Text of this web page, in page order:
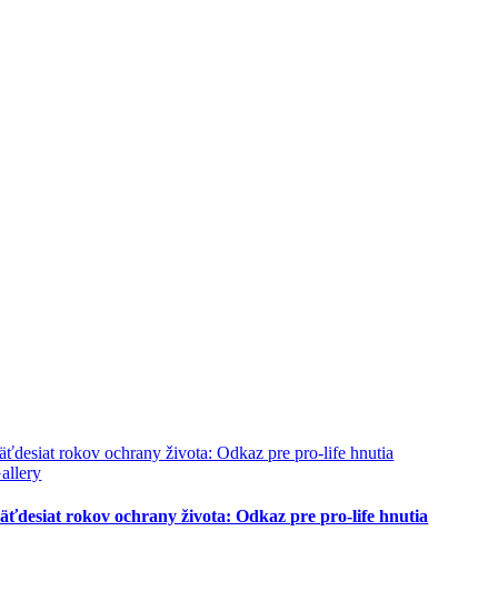
rokov ochrany života: Odkaz pre pro-life hnutia
rokov ochrany života: Odkaz pre pro-life hnutia